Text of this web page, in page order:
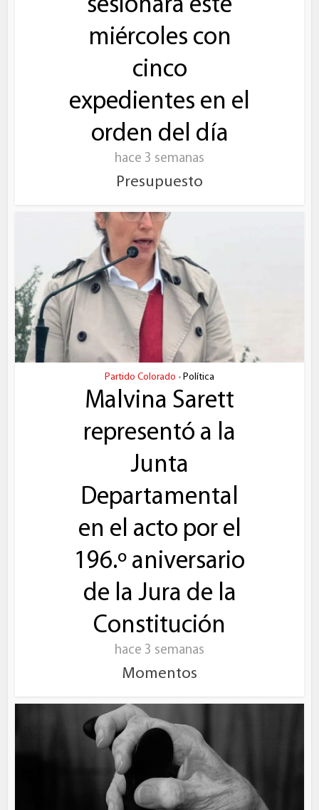
sesionará este
miércoles con
cinco
expedientes en el
orden del día
hace 3 semanas
Presupuesto
Partido Colorado • Política
Malvina Sarett
representó a la
Junta
Departamental
en el acto por el
196.º aniversario
de la Jura de la
Constitución
hace 3 semanas
Momentos